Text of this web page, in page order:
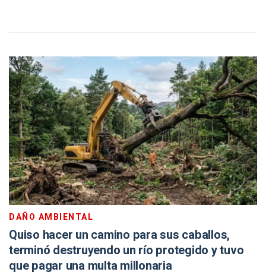
DAÑO AMBIENTAL
Quiso hacer un camino para sus caballos,
terminó destruyendo un río protegido y tuvo
que pagar una multa millonaria